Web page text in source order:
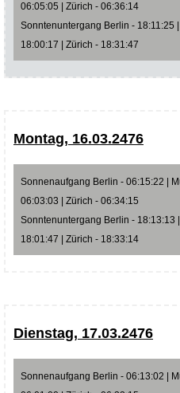
06:05:05 | Zürich - 06:36:14
Sonntenuntergang Berlin - 18:11:25
18:00:17 | Zürich - 18:31:47
Montag, 16.03.2476
Sonnenaufgang Berlin - 06:15:22 |
06:03:03 | Zürich - 06:34:15
Sonntenuntergang Berlin - 18:13:13
18:01:47 | Zürich - 18:33:14
Dienstag, 17.03.2476
Sonnenaufgang Berlin - 06:13:02 |